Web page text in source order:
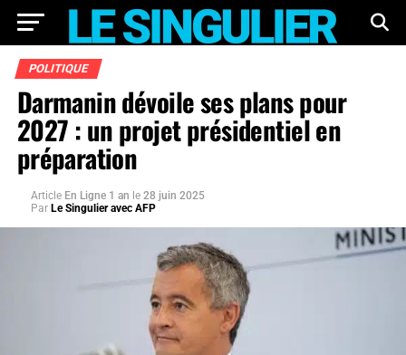
POLITIQUE
Darmanin dévoile ses plans pour
2027 : un projet présidentiel en
préparation
Article En Ligne 1 an le 28 juin 2025
Par Le Singulier avec AFP